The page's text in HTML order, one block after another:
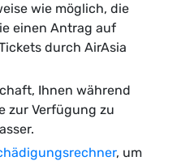
wie möglich, die
einen Antrag auf
durch AirAsia
Ihnen während
zur Verfügung zu
, um